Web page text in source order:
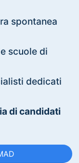
spontanea
scuole di
dedicati
di candidati